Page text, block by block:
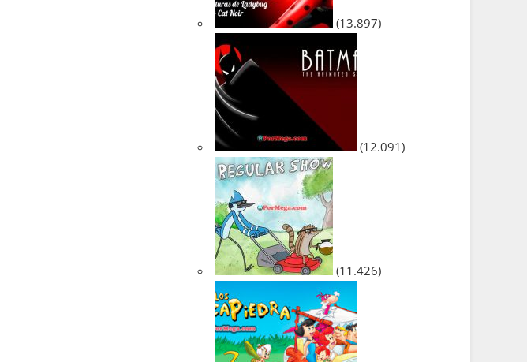
(13.897)
(12.091)
(11.426)